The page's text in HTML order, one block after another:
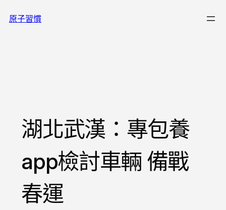
至原子習慣
湖北武漢：專包養
app檢討車輛 備戰
春運